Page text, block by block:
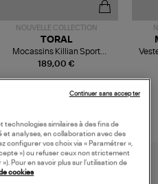
NOUVELLE COLLECTION
189,00 €
TORAL
Mocassins Killian Sport
Mousse
technologies similaires à des fins de
analyses, en collaboration avec des
configurer vos choix via « Paramétrer »,
») ou refuser ceux non strictement
Pour en savoir plus sur l’utilisation de
cookies
Continuer sans accepter